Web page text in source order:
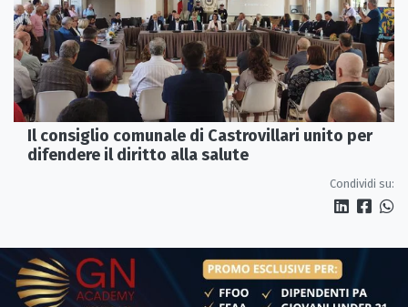
Il consiglio comunale di Castrovillari unito per
difendere il diritto alla salute
Condividi su: